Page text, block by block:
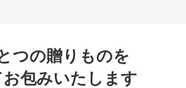
つの贈りものを
包みいたします